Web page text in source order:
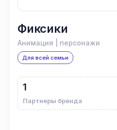
Фиксики
Анимация | персонажи
Для всей семьи
1
Партнеры бренда